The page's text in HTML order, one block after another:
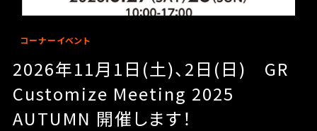
コーナーイベント
2026年11月1日(土)、2日(日) GR
Customize Meeting 2025
AUTUMN 開催します！